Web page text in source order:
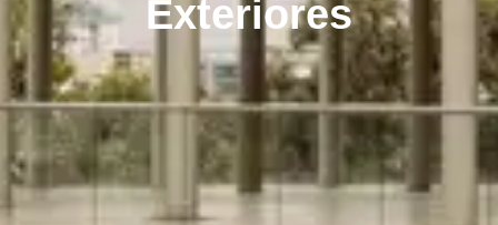
Exteriores